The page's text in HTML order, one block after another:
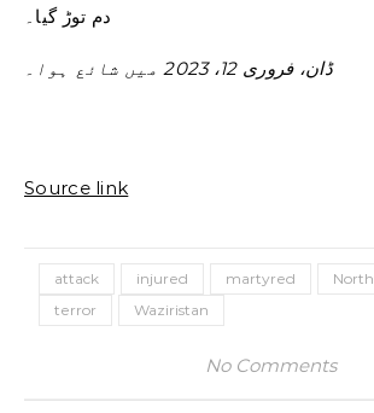
دم توڑ گیا۔
ڈان، فروری 12، 2023 میں شائع ہوا۔
Source link
attack injured martyred North
terror
Waziristan
No Comments